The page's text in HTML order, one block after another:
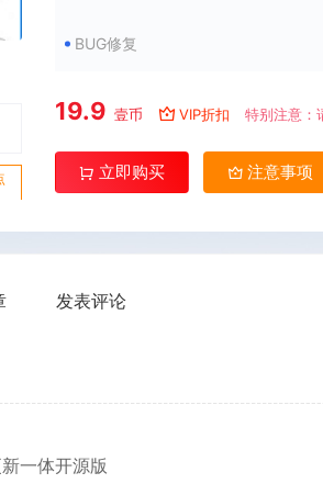
BUG修复
19.9 壹币 VIP折扣 特别注意：
立即购买 注意事项
发表评论
一体开源版